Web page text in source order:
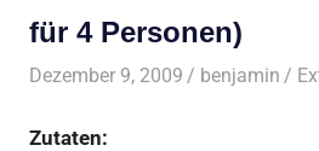
für 4 Personen)
Dezember 9, 2009 benjamin
Zutaten: